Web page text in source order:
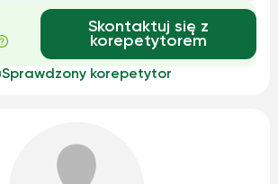
Skontaktuj się z
korepetytorem
Sprawdzony korepetytor